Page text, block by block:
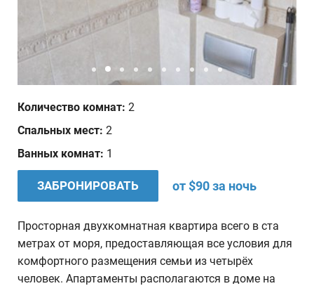
Количество комнат: 2
Спальных мест: 2
Ванных комнат: 1
ЗАБРОНИРОВАТЬ от $90 за ночь
Просторная двухкомнатная квартира всего в ста
метрах от моря, предоставляющая все условия для
комфортного размещения семьи из четырёх
человек. Апартаменты располагаются в доме на
Количество человек
Ваши пожелания